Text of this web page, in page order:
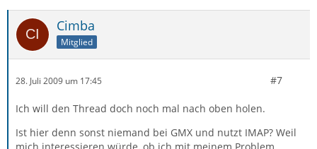
Cimba
Mitglied
28. Juli 2009 um 17:45 #7
Ich will den Thread doch noch mal nach oben holen.
Ist hier denn sonst niemand bei GMX und nutzt IMAP? Weil